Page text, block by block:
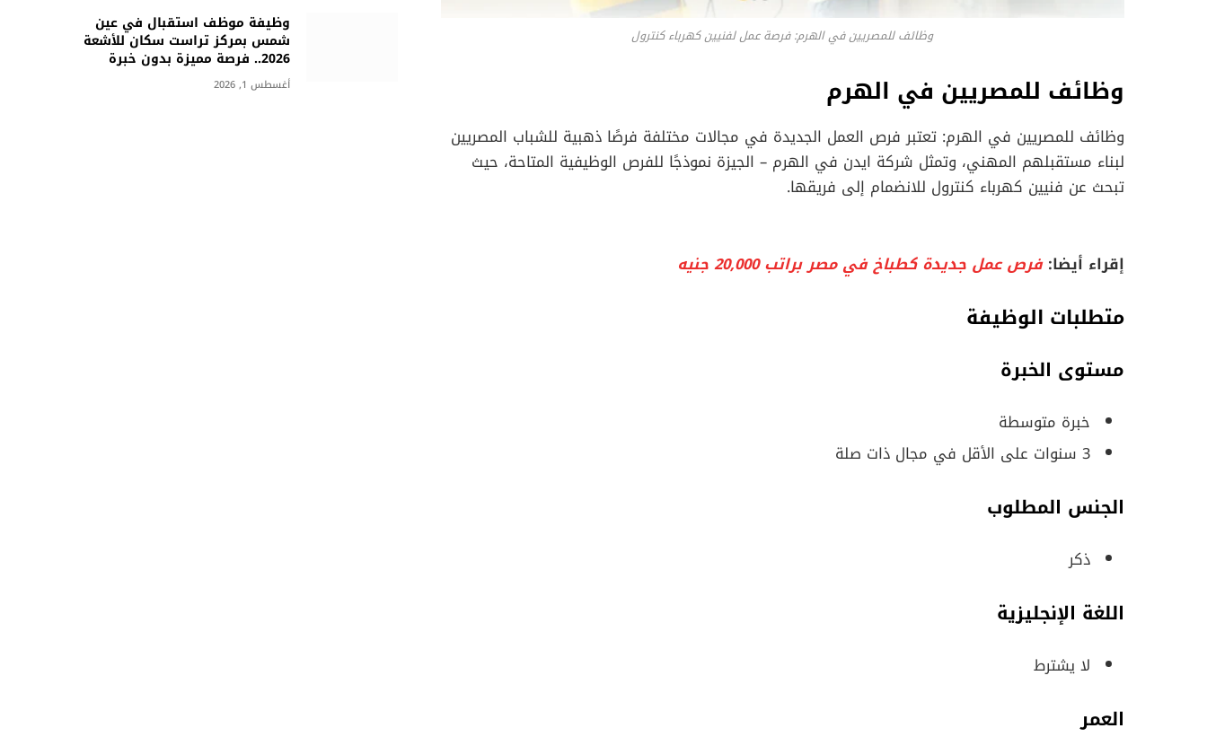
وظائف للمصريين في الهرم: فرصة عمل لفنيين كهرباء كنترول
وظائف للمصريين في الهرم
وظائف للمصريين في الهرم: تعتبر فرص العمل الجديدة في مجالات مختلفة فرصًا ذهبية للشباب المصريين
لبناء مستقبلهم المهني، وتمثل شركة ايدن في الهرم – الجيزة نموذجًا للفرص الوظيفية المتاحة، حيث
تبحث عن فنيين كهرباء كنترول للانضمام إلى فريقها.
إقراء أيضا:فرص عمل جديدة كطباخ في مصر براتب 20,000 جنيه
متطلبات الوظيفة
مستوى الخبرة
خبرة متوسطة
3 سنوات على الأقل في مجال ذات صلة
الجنس المطلوب
ذكر
اللغة الإنجليزية
لا يشترط
العمر
وظيفة موظف استقبال في عين
شمس بمركز تراست سكان للأشعة
2026.. فرصة مميزة بدون خبرة
أغسطس 1, 2026